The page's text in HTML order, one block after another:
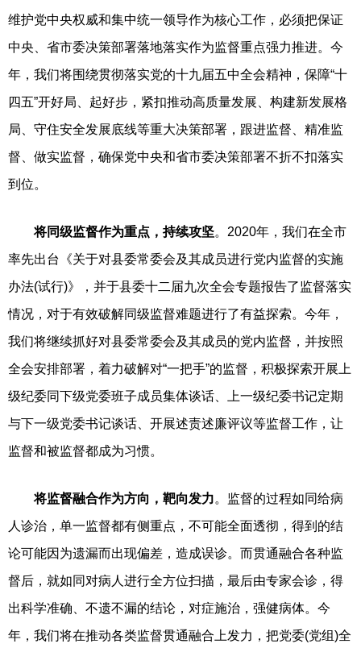
维护党中央权威和集中统一领导作为核心工作，必须把保证
中央、省市委决策部署落地落实作为监督重点强力推进。今
年，我们将围绕贯彻落实党的十九届五中全会精神，保障“十
四五”开好局、起好步，紧扣推动高质量发展、构建新发展格
局、守住安全发展底线等重大决策部署，跟进监督、精准监
督、做实监督，确保党中央和省市委决策部署不折不扣落实
到位。
将同级监督作为重点，持续攻坚。2020年，我们在全市
率先出台《关于对县委常委会及其成员进行党内监督的实施
办法(试行)》，并于县委十二届九次全会专题报告了监督落实
情况，对于有效破解同级监督难题进行了有益探索。今年，
我们将继续抓好对县委常委会及其成员的党内监督，并按照
全会安排部署，着力破解对“一把手”的监督，积极探索开展上
级纪委同下级党委班子成员集体谈话、上一级纪委书记定期
与下一级党委书记谈话、开展述责述廉评议等监督工作，让
监督和被监督都成为习惯。
将监督融合作为方向，靶向发力。监督的过程如同给病
人诊治，单一监督都有侧重点，不可能全面透彻，得到的结
论可能因为遗漏而出现偏差，造成误诊。而贯通融合各种监
督后，就如同对病人进行全方位扫描，最后由专家会诊，得
出科学准确、不遗不漏的结论，对症施治，强健病体。今
年，我们将在推动各类监督贯通融合上发力，把党委(党组)全